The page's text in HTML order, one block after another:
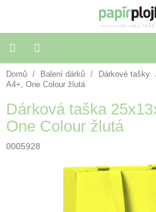
Balení
dárků
Dekorace
a
doplňky
Domů / Balení dárků / Dárkové tašky
A4+, One Colour žlutá
Dárková taška
One Colour žlutá
0005928